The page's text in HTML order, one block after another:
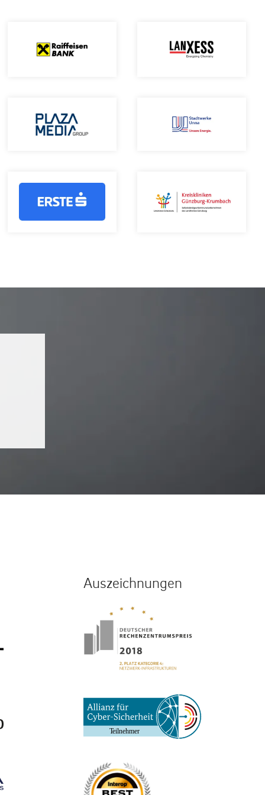
Auszeichnungen